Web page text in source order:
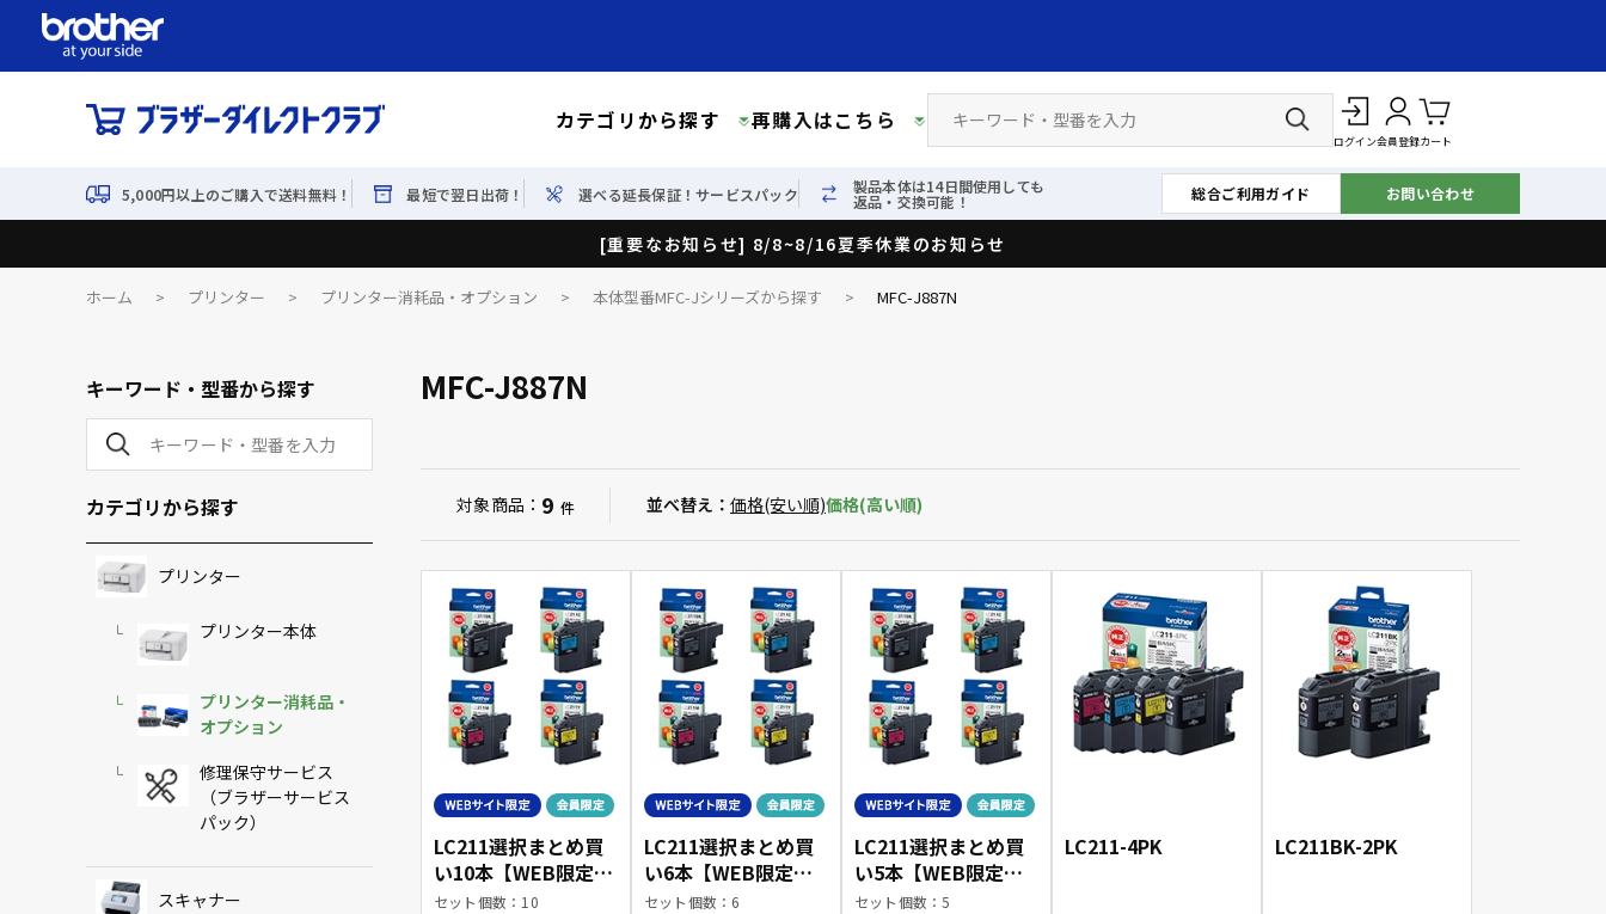
カテゴリから探す 再購入はこちら
ログイン会員登録カート
5,000円以上のご購入で送料無料！ 最短で翌日出荷！ 選べる延長保証！サービスパック 製品本体は14日間使用しても
返品・交換可能！ 総合ご利用ガイド お問い合わせ
[重要なお知らせ] 8/8~8/16夏季休業のお知らせ
ホーム > プリンター > プリンター消耗品・オプション > 本体型番MFC-Jシリーズから探す > MFC-J887N
キーワード・型番から探す
カテゴリから探す
プリンター
プリンター本体
プリンター消耗品・
オプション
修理保守サービス
（ブラザーサービス
パック）
スキャナー
MFC-J887N
対象商品： 9 件 並べ替え： 価格(安い順)価格(高い順)
LC211選択まとめ買
い10本【WEB限定商
品】
セット個数：10
LC211選択まとめ買
い6本【WEB限定商
品】
セット個数：6
LC211選択まとめ買
い5本【WEB限定商
品】
セット個数：5
LC211-4PK LC211BK-2PK